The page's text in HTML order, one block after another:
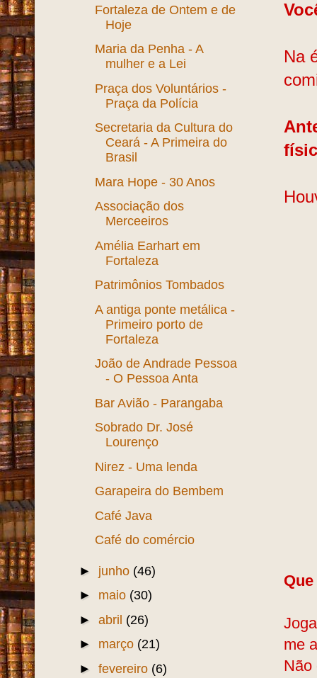
Na
me
Não
Fortaleza de Ontem e de
Hoje
Maria da Penha - A
mulher e a Lei
Praça dos Voluntários -
Praça da Polícia
Secretaria da Cultura do
Ceará - A Primeira do
Brasil
Mara Hope - 30 Anos
Associação dos
Merceeiros
Amélia Earhart em
Fortaleza
Patrimônios Tombados
A antiga ponte metálica -
Primeiro porto de
Fortaleza
João de Andrade Pessoa
- O Pessoa Anta
Bar Avião - Parangaba
Sobrado Dr. José
Lourenço
Nirez - Uma lenda
Garapeira do Bembem
Café Java
Café do comércio
► junho (46)
► maio (30)
► abril (26)
► março (21)
► fevereiro (6)